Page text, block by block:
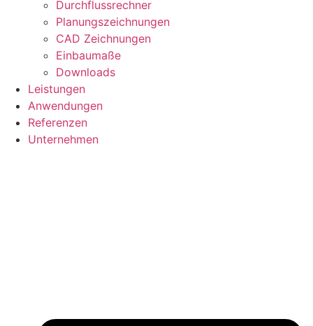
Durchflussrechner
Planungszeichnungen
CAD Zeichnungen
Einbaumaße
Downloads
Leistungen
Anwendungen
Referenzen
Unternehmen